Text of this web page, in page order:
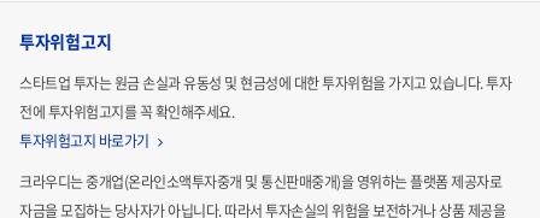
투자위험고지
스타트업 투자는 원금 손실과 유동성 및 현금성에 대한 투자위험을 가지고 있습니다.투자
전에 투자위험고지를 꼭 확인해주세요.
투자위험고지 바로가기
크라우디는 중개업(온라인소액투자중개 및 통신판매중개)을 영위하는 플랫폼 제공자로
자금을 모집하는당사자가 아닙니다. 따라서 투자손실의 위험을 보전하거나 상품 제공을